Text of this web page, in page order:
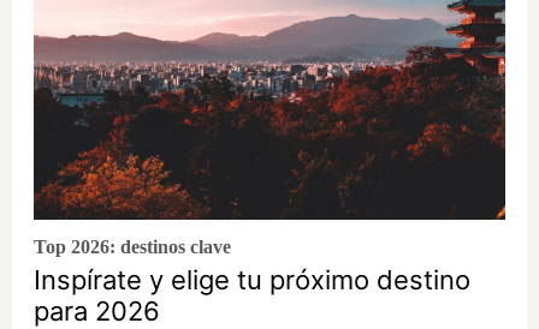
Top 2026: destinos clave
Inspírate y elige tu próximo destino
para 2026